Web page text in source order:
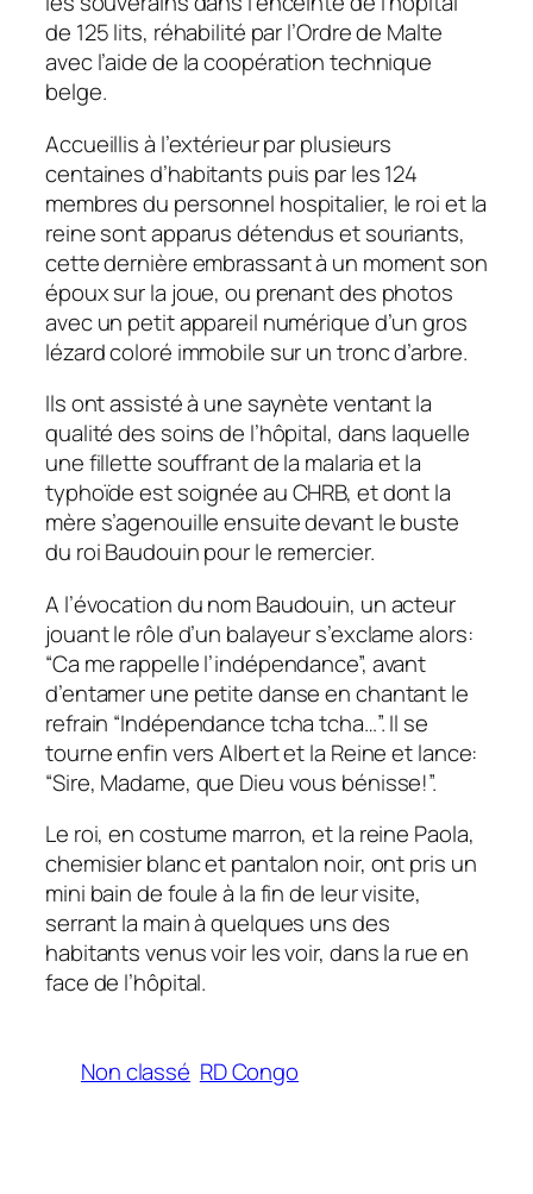
de 125 lits, réhabilité par l’Ordre de Malte
avec l’aide de la coopération technique
belge.
Accueillis à l’extérieur par plusieurs
centaines d’habitants puis par les 124
membres du personnel hospitalier, le roi et la
reine sont apparus détendus et souriants,
cette dernière embrassant à un moment son
époux sur la joue, ou prenant des photos
avec un petit appareil numérique d’un gros
lézard coloré immobile sur un tronc d’arbre.
Ils ont assisté à une saynète ventant la
qualité des soins de l’hôpital, dans laquelle
une fillette souffrant de la malaria et la
typhoïde est soignée au CHRB, et dont la
mère s’agenouille ensuite devant le buste
du roi Baudouin pour le remercier.
A l’évocation du nom Baudouin, un acteur
jouant le rôle d’un balayeur s’exclame alors:
“Ca me rappelle l’indépendance”, avant
d’entamer une petite danse en chantant le
refrain “Indépendance tcha tcha…”. Il se
tourne enfin vers Albert et la Reine et lance:
“Sire, Madame, que Dieu vous bénisse!”.
Le roi, en costume marron, et la reine Paola,
chemisier blanc et pantalon noir, ont pris un
mini bain de foule à la fin de leur visite,
serrant la main à quelques uns des
habitants venus voir les voir, dans la rue en
face de l’hôpital.
Non classé RD Congo